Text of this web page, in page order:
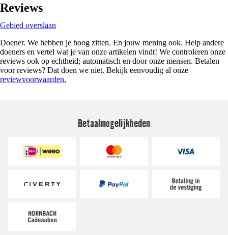
Reviews
Gebied overslaan
Doener. We hebben je hoog zitten. En jouw mening ook. Help andere
doeners en vertel wat je van onze artikelen vindt! We controleren onze
reviews ook op echtheid; automatisch en door onze mensen. Betalen
voor reviews? Dat doen we niet. Bekijk eenvoudig al onze
reviewvoorwaarden.
Betaalmogelijkheden